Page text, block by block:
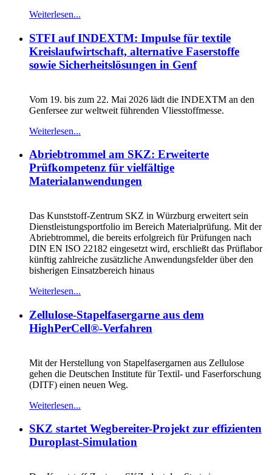
Weiterlesen...
STFI auf INDEXTM: Impulse für textile
Kreislaufwirtschaft, alternative Faserstoffe
sowie Sicherheitslösungen in Genf
Vom 19. bis zum 22. Mai 2026 lädt die INDEXTM an den
Genfersee zur weltweit führenden Vliesstoffmesse.
Weiterlesen...
Abriebtrommel am SKZ: Erweiterte
Prüfkompetenz für vielfältige
Materialanwendungen
Das Kunststoff-Zentrum SKZ in Würzburg erweitert sein
Dienstleistungsportfolio im Bereich Materialprüfung. Mit der
Abriebtrommel, die bereits erfolgreich für Prüfungen nach
DIN EN ISO 22182 eingesetzt wird, erschließt das Prüflabor
künftig zahlreiche zusätzliche Anwendungsfelder über den
bisherigen Einsatzbereich hinaus
Weiterlesen...
Zellulose-Stapelfasergarne aus dem
HighPerCell®-Verfahren
Mit der Herstellung von Stapelfasergarnen aus Zellulose
gehen die Deutschen Institute für Textil- und Faserforschung
(DITF) einen neuen Weg.
Weiterlesen...
SKZ startet Wegbereiter-Projekt zur effizienten
Duroplast-Simulation